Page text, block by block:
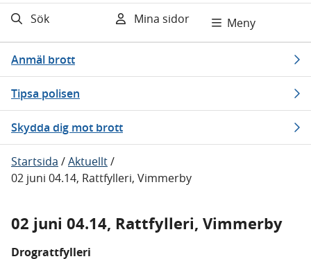
Sök Mina sidor Meny
Anmäl brott
Tipsa polisen
Skydda dig mot brott
Startsida /Aktuellt/
02 juni 04.14, Rattfylleri, Vimmerby
02 juni 04.14, Rattfylleri, Vimmerby
Drograttfylleri